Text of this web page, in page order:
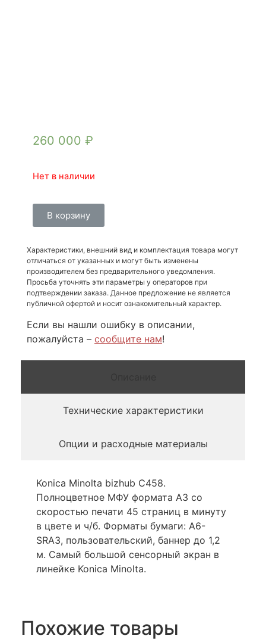
260 000 ₽
Нет в наличии
В корзину
Характеристики, внешний вид и комплектация товара могут
отличаться от указанных и могут быть изменены
производителем без предварительного уведомления.
Просьба уточнять эти параметры у операторов при
подтверждении заказа. Данное предложение не является
публичной офертой и носит ознакомительный характер.
Если вы нашли ошибку в описании,
пожалуйста – сообщите нам!
Технические характеристики
Опции и расходные материалы
Konica Minolta bizhub C458.
Полноцветное МФУ формата А3 со
скоростью печати 45 страниц в минуту
в цвете и ч/б. Форматы бумаги: A6-
SRA3, пользовательский, баннер до 1,2
м. Самый большой сенсорный экран в
линейке Konica Minolta.
Похожие товары